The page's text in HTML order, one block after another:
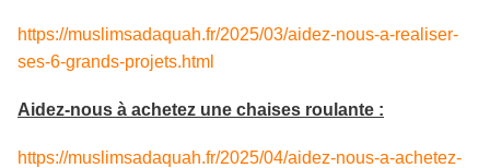
https://muslimsadaquah.fr/2025/03/aidez-nous-a-realiser-
ses-6-grands-projets.html
Aidez-nous à achetez une chaises roulante :
https://muslimsadaquah.fr/2025/04/aidez-nous-a-achetez-